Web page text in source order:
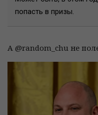
попасть в призы.
А @random_chu не